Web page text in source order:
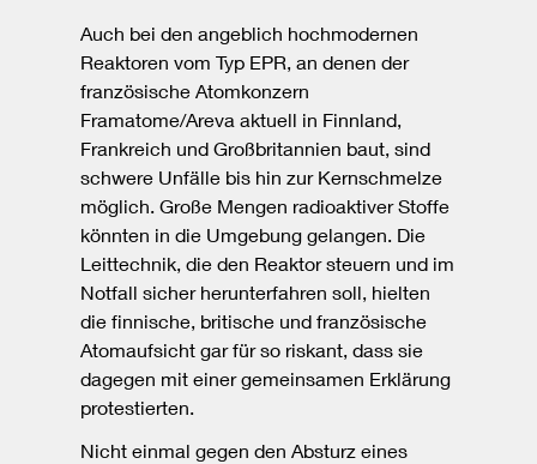
Auch bei den angeblich hochmodernen
Reaktoren vom Typ EPR, an denen der
französische Atomkonzern
Framatome/Areva aktuell in Finnland,
Frankreich und Großbritannien baut, sind
schwere Unfälle bis hin zur Kernschmelze
möglich. Große Mengen radioaktiver Stoffe
könnten in die Umgebung gelangen. Die
Leittechnik, die den Reaktor steuern und im
Notfall sicher herunterfahren soll, hielten
die finnische, britische und französische
Atomaufsicht gar für so riskant, dass sie
dagegen mit einer gemeinsamen Erklärung
protestierten.
Nicht einmal gegen den Absturz eines